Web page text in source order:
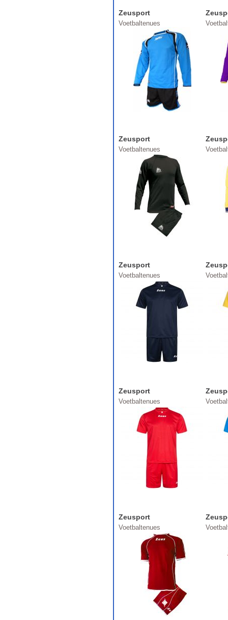
Zeusport
Voetbaltenues
Zeusport
Voetbaltenues
Zeusport
Voetbaltenues
Zeusport
Voetbaltenues
Zeusport
Voetbaltenues